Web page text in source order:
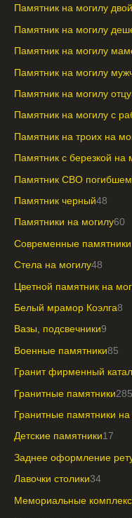
Памятник на могилу
Памятник на могилу
Памятник на могилу
Памятник на могилу
Памятник на могилу отцу
Памятник на могилу с
Памятник на троих на
Памятник с березкой на
Памятник СВО
Памятник черный48
Памятники на могилу60
Современные
Стела на могилу48
Цветной памятник на
Белый мрамор Коэлга8
Вазы, подсвечники9
Военные памятники85
Гранит фирменный
Гранитные памятники285
Гранитные памятники на
Детские памятники17
Заднее оформление
Лавочки столики34
Мемориальные